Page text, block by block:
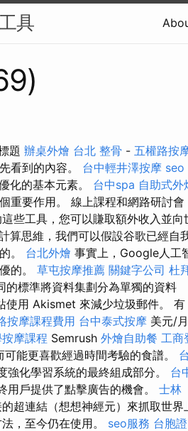
具
題 辦桌外燴 台北 整骨 - 五權路按
看到的內容。 台中輕井澤按摩 seo
化的基本元素。 台中spa 自助式外
重要作用。 線上課程和網路研討會
些工具，您可以賺取額外收入並向
算思維，我們可以假設谷歌已經自
。 台北外燴 事實上，Google人工
的。 草屯按摩推薦 關鍵字公司 杜
的標準將資料集劃分為單獨的資料
使用 Akismet 來減少垃圾郵件。 有
按摩課程費用 台中泰式按摩 美元/
摩課程 Semrush 外燴自助餐 工商
能更喜歡經過時間考驗的食譜。 台
化學習系統的最終組成部分。 台
戶提供了點擊廣告的機會。 士林
超連結（想想神經元）來抓取世界
，至今仍在使用。 seo服務 台胞證